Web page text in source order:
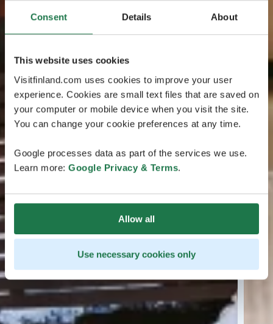
Consent Details About
This website uses cookies
Visitfinland.com uses cookies to improve your user
experience. Cookies are small text files that are saved on
your computer or mobile device when you visit the site.
You can change your cookie preferences at any time.
Google processes data as part of the services we use.
Learn more: Google Privacy & Terms.
Allow all
Use necessary cookies only